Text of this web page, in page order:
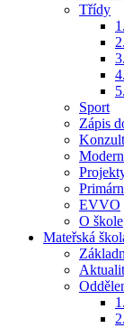
Třídy
Sport
Zápis
EVVO
O škole
Mateřská